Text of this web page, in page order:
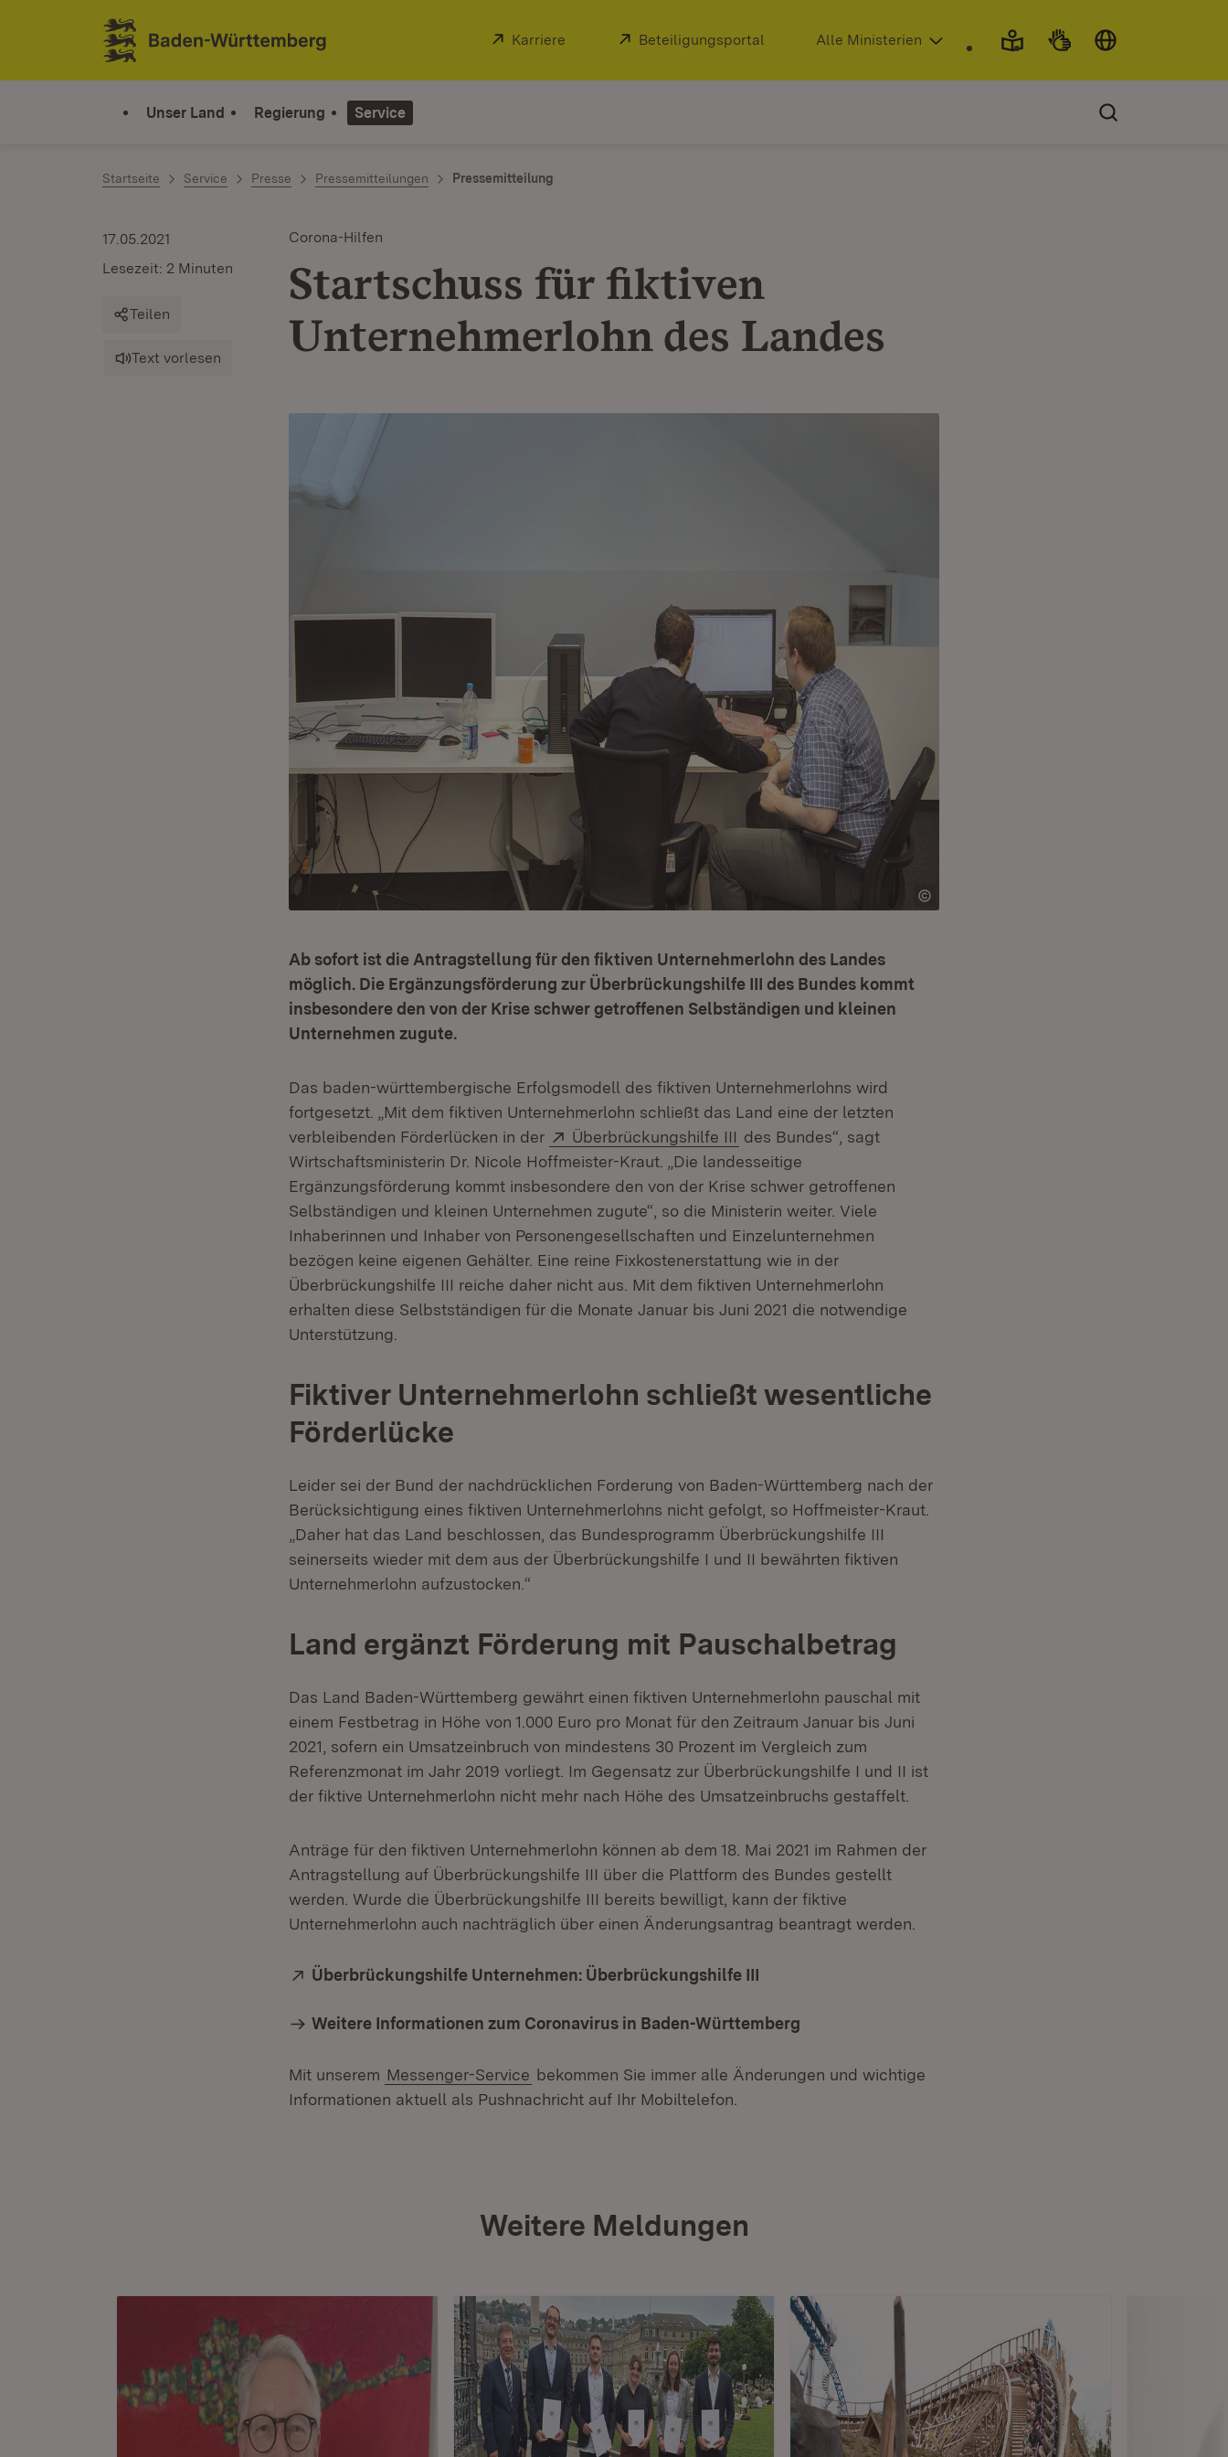
Zum Inhalt springen
Link zur Startseite
Extern:
Karriere (Öffnet in neuem Fenster)
Extern:
Beteiligungsportal (Öffnet in neuem Fenster)
Alle Ministerien
Unser Land Regierung Service
Startseite Service Presse Pressemitteilungen Pressemitteilung
Corona-Hilfen
Startschuss für fiktiven
Unternehmerlohn des Landes
17.05.2021
Lesezeit: 2 Minuten
Teilen
Text vorlesen
Ab sofort ist die Antragstellung für den fiktiven Unternehmerlohn des Landes
möglich. Die Ergänzungsförderung zur Überbrückungshilfe III des Bundes kommt
insbesondere den von der Krise schwer getroffenen Selbständigen und kleinen
Unternehmen zugute.
Das baden-württembergische Erfolgsmodell des fiktiven Unternehmerlohns wird
fortgesetzt. „Mit dem fiktiven Unternehmerlohn schließt das Land eine der letzten
verbleibenden Förderlücken in der
Extern:
Überbrückungshilfe III (Öffnet in neuem Fenster)
des Bundes“, sagt
Wirtschaftsministerin Dr. Nicole Hoffmeister-Kraut. „Die landesseitige
Ergänzungsförderung kommt insbesondere den von der Krise schwer getroffenen
Selbständigen und kleinen Unternehmen zugute“, so die Ministerin weiter. Viele
Inhaberinnen und Inhaber von Personengesellschaften und Einzelunternehmen
bezögen keine eigenen Gehälter. Eine reine Fixkostenerstattung wie in der
Überbrückungshilfe III reiche daher nicht aus. Mit dem fiktiven Unternehmerlohn
erhalten diese Selbstständigen für die Monate Januar bis Juni 2021 die notwendige
Unterstützung.
Fiktiver Unternehmerlohn schließt wesentliche
Förderlücke
Leider sei der Bund der nachdrücklichen Forderung von Baden-Württemberg nach der
Berücksichtigung eines fiktiven Unternehmerlohns nicht gefolgt, so Hoffmeister-Kraut.
„Daher hat das Land beschlossen, das Bundesprogramm Überbrückungshilfe III
seinerseits wieder mit dem aus der Überbrückungshilfe I und II bewährten fiktiven
Unternehmerlohn aufzustocken.“
Land ergänzt Förderung mit Pauschalbetrag
Das Land Baden-Württemberg gewährt einen fiktiven Unternehmerlohn pauschal mit
einem Festbetrag in Höhe von 1.000 Euro pro Monat für den Zeitraum Januar bis Juni
2021, sofern ein Umsatzeinbruch von mindestens 30 Prozent im Vergleich zum
Referenzmonat im Jahr 2019 vorliegt. Im Gegensatz zur Überbrückungshilfe I und II ist
der fiktive Unternehmerlohn nicht mehr nach Höhe des Umsatzeinbruchs gestaffelt.
Anträge für den fiktiven Unternehmerlohn können ab dem 18. Mai 2021 im Rahmen der
Antragstellung auf Überbrückungshilfe III über die Plattform des Bundes gestellt
werden. Wurde die Überbrückungshilfe III bereits bewilligt, kann der fiktive
Unternehmerlohn auch nachträglich über einen Änderungsantrag beantragt werden.
Extern:
Überbrückungshilfe Unternehmen: Überbrückungshilfe III
Weitere Informationen zum Coronavirus in Baden-Württemberg
Mit unserem Messenger-Service bekommen Sie immer alle Änderungen und wichtige
Informationen aktuell als Pushnachricht auf Ihr Mobiltelefon.
Weitere Meldungen